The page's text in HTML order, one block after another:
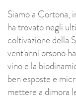
Siamo a Cortona,
ha trovato negli
coltivazione della
vent'anni orsono
vino e la
ben esposte e
mettere a dimora